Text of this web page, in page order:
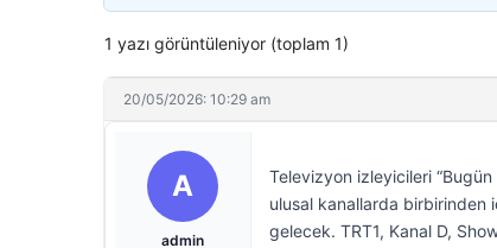
1 yazı görüntüleniyor (toplam 1)
20/05/2026: 10:29 am
A
admin
Televizyon izleyicileri “Bugün
ulusal kanallarda birbirinden
gelecek. TRT1, Kanal D,